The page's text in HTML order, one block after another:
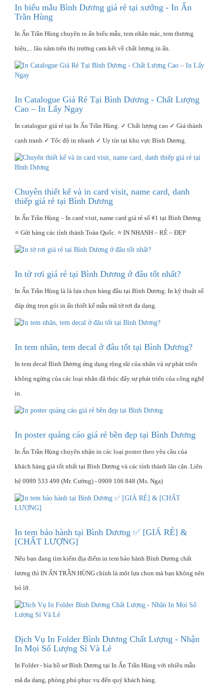
In biểu mẫu Bình Dương giá rẻ tại xưởng - In Ấn
Trần Hùng
In Ấn Trần Hùng chuyên in ấn biểu mẫu, tem nhãn mác, tem thương
hiệu,... lâu năm trên thị trường cam kết về chất lượng in ấn.
In Catalogue Giá Rẻ Tại Bình Dương - Chất Lượng
Cao – In Lấy Ngay
In catalogue giá rẻ tại In Ấn Trần Hùng. ✓ Chất lượng cao ✓ Giá thành
cạnh tranh ✓ Tốc độ in nhanh ✓ Uy tín tại khu vực Bình Dương.
Chuyên thiết kế và in card visit, name card, danh
thiếp giá rẻ tại Bình Dương
In Ấn Trần Hùng – In card visit, name card giá rẻ số #1 tại Bình Dương
⭐ Gửi hàng các tỉnh thành Toàn Quốc. ⭐ IN NHANH – RẺ – ĐẸP
In tờ rơi giá rẻ tại Bình Dương ở đâu tốt nhất?
In Ấn Trần Hùng là là lựa chọn hàng đầu tại Bình Dương. In kỹ thuật số
đáp ứng trọn gói in ấn thiết kế mẫu mã tờ rơi đa dạng.
In tem nhãn, tem decal ở đâu tốt tại Bình Dương?
In tem decal Bình Dương ứng dụng rộng rãi của nhãn và sự phát triển
không ngừng của các loại nhãn đã thúc đẩy sự phát triển của công nghệ
in.
In poster quảng cáo giá rẻ bền đẹp tại Bình Dương
In Ấn Trần Hùng chuyên nhận in các loại poster theo yêu cầu của
khách hàng giá tốt nhất tại Bình Dương và các tỉnh thành lân cận. Liên
hệ 0989 533 499 (Mr. Cường) - 0909 106 848 (Ms. Nga)
In tem bảo hành tại Bình Dương ✅ [GIÁ RẺ] &
[CHẤT LƯỢNG]
Nếu bạn đang tìm kiếm địa điểm in tem bảo hành Bình Dương chất
lượng thì IN ẤN TRẦN HÙNG chính là một lựa chọn mà bạn không nên
bỏ lỡ.
Dịch Vụ In Folder Bình Dương Chất Lượng - Nhận
In Mọi Số Lượng Sỉ Và Lẻ
In Folder - bìa hồ sơ Bình Dương tại In Ấn Trần Hùng với nhiều mẫu
mã đa dạng, phòng phú phục vụ đến quý khách hàng.